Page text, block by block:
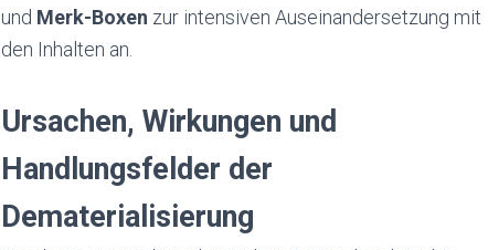
und Merk-Boxen zur intensiven Auseinandersetzung mit
den Inhalten an.
Ursachen, Wirkungen und
Handlungsfelder der
Dematerialisierung